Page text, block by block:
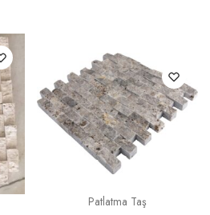
Patlatma Taş